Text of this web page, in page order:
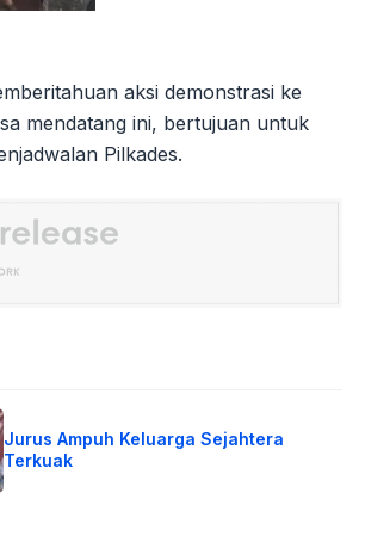
aksi demonstrasi ke
mendatang ini, bertujuan untuk
Pilkades.
Jurus Ampuh Keluarga Sejahtera
Terkuak